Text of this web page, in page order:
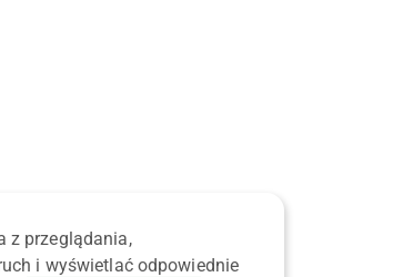
z przeglądania,
i wyświetlać odpowiednie